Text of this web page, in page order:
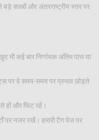
क्लबों और अंतरराष्ट्रीय स्तर पर
कई बार निर्णायक अंतिम पास या
पर वे समय-समय पर प्रभाव छोड़ते
हों और फिट रहें।
पर नजर रखें। हमारी टैग पेज पर